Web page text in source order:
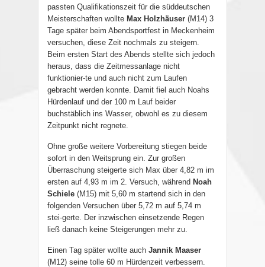
passten Qualifikationszeit für die süddeutschen
Meisterschaften wollte Max Holzhäuser (M14) 3
Tage später beim Abendsportfest in Meckenheim
versuchen, diese Zeit nochmals zu steigern.
Beim ersten Start des Abends stellte sich jedoch
heraus, dass die Zeitmessanlage nicht
funktionier-te und auch nicht zum Laufen
gebracht werden konnte. Damit fiel auch Noahs
Hürdenlauf und der 100 m Lauf beider
buchstäblich ins Wasser, obwohl es zu diesem
Zeitpunkt nicht regnete.
Ohne große weitere Vorbereitung stiegen beide
sofort in den Weitsprung ein. Zur großen
Überraschung steigerte sich Max über 4,82 m im
ersten auf 4,93 m im 2. Versuch, während Noah
Schiele (M15) mit 5,60 m startend sich in den
folgenden Versuchen über 5,72 m auf 5,74 m
stei-gerte. Der inzwischen einsetzende Regen
ließ danach keine Steigerungen mehr zu.
Einen Tag später wollte auch Jannik Maaser
(M12) seine tolle 60 m Hürdenzeit verbessern.